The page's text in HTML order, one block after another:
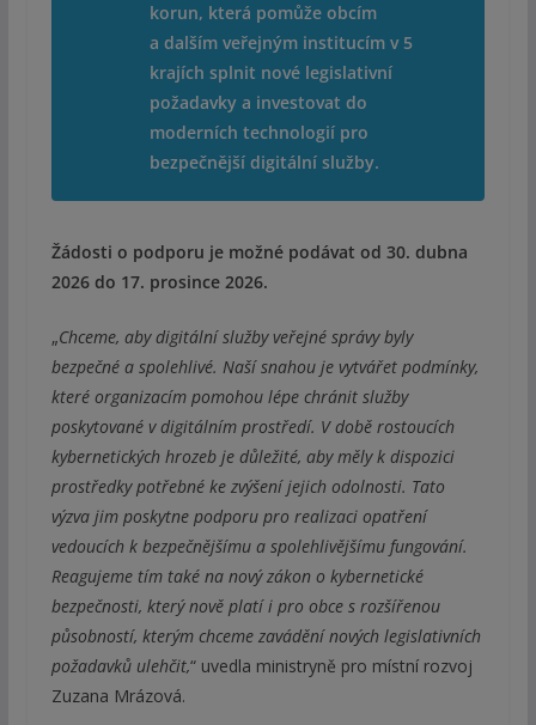
korun, která pomůže obcím
a dalším veřejným institucím v 5
krajích splnit nové legislativní
požadavky a investovat do
moderních technologií pro
bezpečnější digitální služby.
Žádosti o podporu je možné podávat od 30. dubna
2026 do 17. prosince 2026.
„Chceme, aby digitální služby veřejné správy byly
bezpečné a spolehlivé. Naší snahou je vytvářet podmínky,
které organizacím pomohou lépe chránit služby
poskytované v digitálním prostředí. V době rostoucích
kybernetických hrozeb je důležité, aby měly k dispozici
prostředky potřebné ke zvýšení jejich odolnosti. Tato
výzva jim poskytne podporu pro realizaci opatření
vedoucích k bezpečnějšímu a spolehlivějšímu fungování.
Reagujeme tím také na nový zákon o kybernetické
bezpečnosti, který nově platí i pro obce s rozšířenou
působností, kterým chceme zavádění nových legislativních
požadavků ulehčit,“ uvedla ministryně pro místní rozvoj
Zuzana Mrázová.